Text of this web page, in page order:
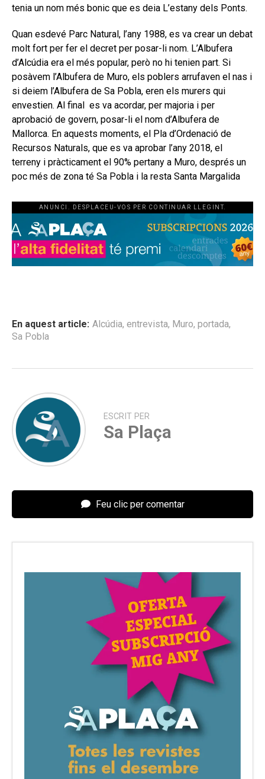
tenia un nom més bonic que es deia L’estany dels Ponts.
Quan esdevé Parc Natural, l’any 1988, es va crear un debat
molt fort per fer el decret per posar-li nom. L’Albufera
d’Alcúdia era el més popular, però no hi tenien part. Si
posàvem l’Albufera de Muro, els poblers arrufaven el nas i
si deiem l’Albufera de Sa Pobla, eren els murers qui
envestien. Al final es va acordar, per majoria i per
aprobació de govern, posar-li el nom d’Albufera de
Mallorca. En aquests moments, el Pla d’Ordenació de
Recursos Naturals, que es va aprobar l’any 2018, el
terreny i pràcticament el 90% pertany a Muro, després un
poc més de zona té Sa Pobla i la resta Santa Margalida
ANUNCI. DESPLACEU-VOS PER CONTINUAR LLEGINT.
En aquest article: Alcúdia, entrevista, Muro, portada,
Sa Pobla
ESCRIT PER
Sa Plaça
Feu clic per comentar